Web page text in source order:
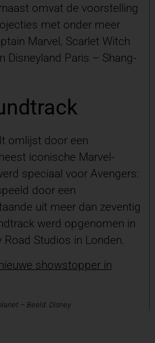
omvat de voorstelling
met onder meer
Marvel, Scarlet Witch
Disneyland Paris – Shang-
omlijst door een
iconische Marvel-
speciaal voor Avengers:
door een
uit meer dan zeventig
werd opgenomen in
Studios in Londen.
showstopper in
– Beeld: Disney